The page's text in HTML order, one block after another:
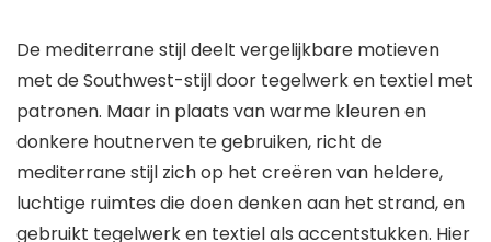
De mediterrane stijl deelt vergelijkbare motieven
met de Southwest-stijl door tegelwerk en textiel met
patronen. Maar in plaats van warme kleuren en
donkere houtnerven te gebruiken, richt de
mediterrane stijl zich op het creëren van heldere,
luchtige ruimtes die doen denken aan het strand, en
gebruikt tegelwerk en textiel als accentstukken. Hier